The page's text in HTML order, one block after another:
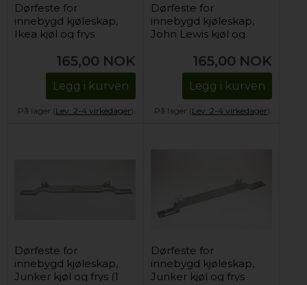
Dørfeste for
innebygd kjøleskap,
Ikea kjøl og frys
165,00 NOK
Legg i kurven
På lager (Lev. 2-4 virkedager).
Dørfeste for
innebygd kjøleskap,
John Lewis kjøl og
165,00 NOK
Legg i kurven
På lager (Lev. 2-4 virkedager).
Dørfeste for
innebygd kjøleskap,
Junker kjøl og frys (1
Dørfeste for
innebygd kjøleskap,
Junker kjøl og frys